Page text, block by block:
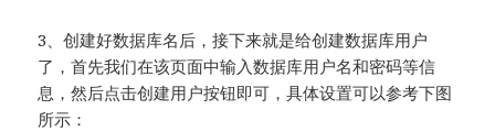
3、创建好数据库名后，接下来就是给创建数据库用户
了，首先我们在该页面中输入数据库用户名和密码等信
息，然后点击创建用户按钮即可，具体设置可以参考下图
所示：